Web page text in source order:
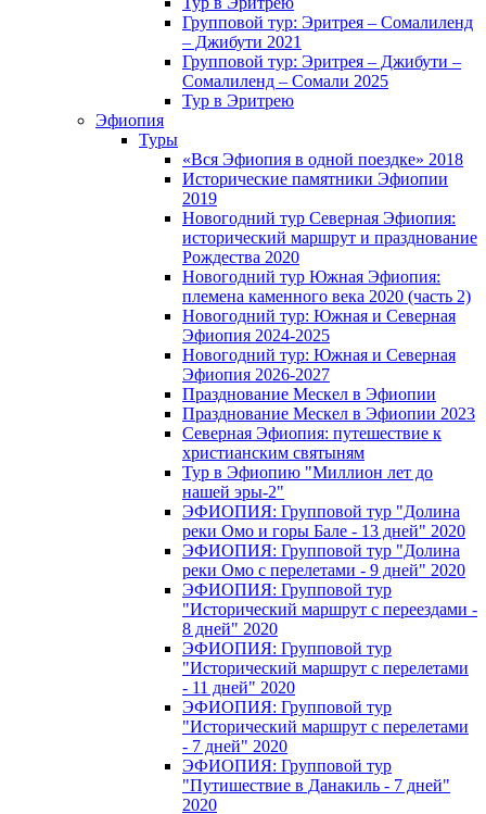
Групповой тур: Эритрея – Cомалиленд
– Джибути 2021
Групповой тур: Эритрея – Джибути –
Сомалиленд – Сомали 2025
Тур в Эритрею
Эфиопия
Туры
«Вся Эфиопия в одной поездке» 2018
Исторические памятники Эфиопии
2019
Новогодний тур Северная Эфиопия:
исторический маршрут и празднование
Рождества 2020
Новогодний тур Южная Эфиопия:
племена каменного века 2020 (часть 2)
Новогодний тур: Южная и Северная
Эфиопия 2024-2025
Новогодний тур: Южная и Северная
Эфиопия 2026-2027
Празднование Мескел в Эфиопии
Празднование Мескел в Эфиопии 2023
Северная Эфиопия: путешествие к
христианским святыням
Тур в Эфиопию "Миллион лет до
нашей эры-2"
ЭФИОПИЯ: Групповой тур "Долина
реки Омо и горы Бале - 13 дней" 2020
ЭФИОПИЯ: Групповой тур "Долина
реки Омо с перелетами - 9 дней" 2020
ЭФИОПИЯ: Групповой тур
"Исторический маршрут с переездами -
8 дней" 2020
ЭФИОПИЯ: Групповой тур
"Исторический маршрут с перелетами
- 11 дней" 2020
ЭФИОПИЯ: Групповой тур
"Исторический маршрут с перелетами
- 7 дней" 2020
ЭФИОПИЯ: Групповой тур
"Путишествие в Данакиль - 7 дней"
2020